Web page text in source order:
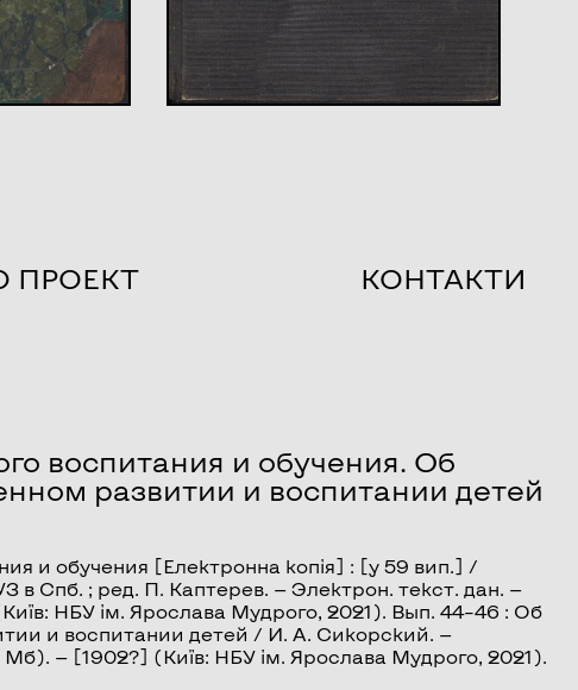
ПРОЕКТ КОНТАКТИ
воспитания и обучения. Об
развитии и воспитании детей
и обучения [Електронна копія] : [у 59 вип.] /
в Спб. ; ред. П. Каптерев. — Электрон. текст. дан. —
НБУ ім. Ярослава Мудрого, 2021). Вып. 44–46 : Об
и воспитании детей / И. А. Сикорский. —
— [1902?] (Київ: НБУ ім. Ярослава Мудрого, 2021).